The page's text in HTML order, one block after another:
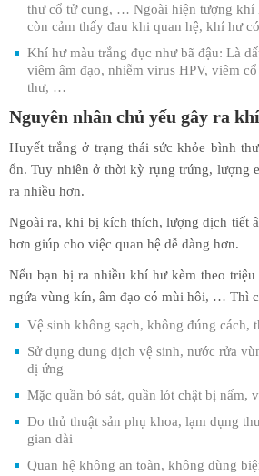
thư cổ tử cung, … Ngoài hiện tượng khí
còn cảm thấy đau khi quan hệ, khí hư
Khí hư màu trắng đục như bã đậu: Là
viêm âm đạo, nhiễm virus HPV, viêm
thư, …
Nguyên nhân chủ yếu gây ra
Huyết trắng ở trạng thái sức khỏe bình
ổn. Tuy nhiên ở thời kỳ rụng trứng, lượng
ra nhiều hơn.
Ngoài ra, khi bị kích thích, lượng dịch tiết
hơn giúp cho việc quan hệ dễ dàng hơn.
Nếu bạn bị ra nhiều khí hư kèm theo
ngứa vùng kín, âm đạo có mùi hôi, … Thì
Vệ sinh không sạch, không đúng cách,
Sử dụng dung dịch vệ sinh, nước rửa
dị ứng
Mặc quần bó sát, quần lót chật bị nấm,
Do thủ thuật sản phụ khoa, lạm dụng
gian dài
Quan hệ không an toàn, không dùng